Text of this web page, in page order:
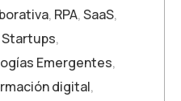
, RPA,SaaS,
Startups,
Emergentes,
digital,